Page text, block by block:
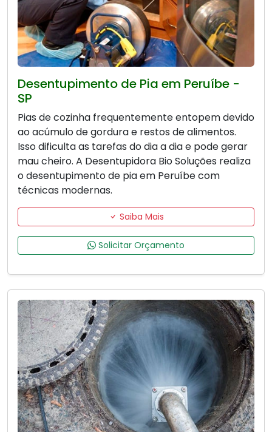
Desentupimento de Pia em Peruíbe -
SP
Pias de cozinha frequentemente entopem devido
ao acúmulo de gordura e restos de alimentos.
Isso dificulta as tarefas do dia a dia e pode gerar
mau cheiro. A Desentupidora Bio Soluções realiza
o desentupimento de pia em Peruíbe com
técnicas modernas.
Saiba Mais
Solicitar Orçamento